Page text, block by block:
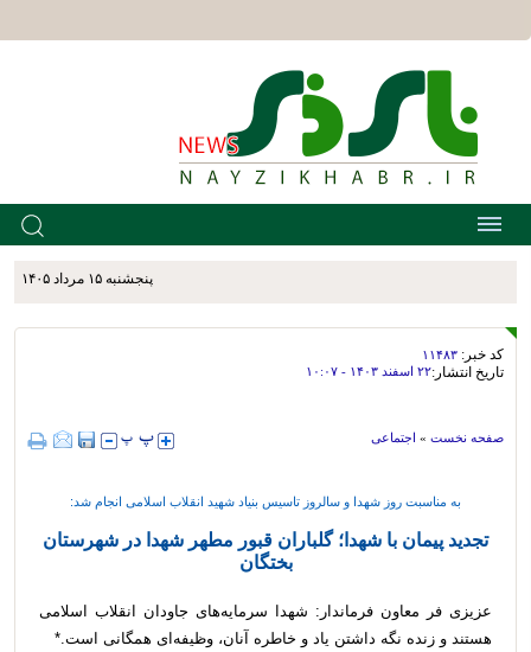
پنجشنبه ۱۵ مرداد ۱۴۰۵
کد خبر: ۱۱۴۸۳
تاریخ انتشار:۲۲ اسفند ۱۴۰۳ - ۱۰:۰۷
صفحه نخست » اجتماعی
به مناسبت روز شهدا و سالروز تاسیس بنیاد شهید انقلاب اسلامی انجام شد:
تجدید پیمان با شهدا؛ گلباران قبور مطهر شهدا در شهرستان
بختگان
عزیزی فر معاون فرماندار: شهدا سرمایه‌های جاودان انقلاب اسلامی
هستند و زنده نگه داشتن یاد و خاطره آنان، وظیفه‌ای همگانی است.*